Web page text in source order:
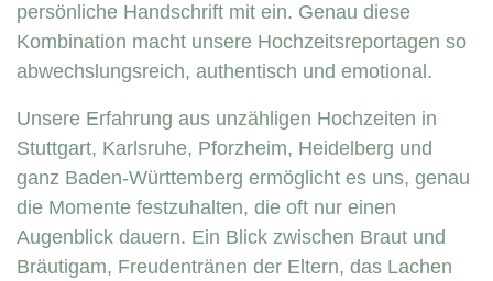
persönliche Handschrift mit ein. Genau diese
Kombination macht unsere Hochzeitsreportagen so
abwechslungsreich, authentisch und emotional.
Unsere Erfahrung aus unzähligen Hochzeiten in
Stuttgart, Karlsruhe, Pforzheim, Heidelberg und
ganz Baden-Württemberg ermöglicht es uns, genau
die Momente festzuhalten, die oft nur einen
Augenblick dauern. Ein Blick zwischen Braut und
Bräutigam, Freudentränen der Eltern, das Lachen